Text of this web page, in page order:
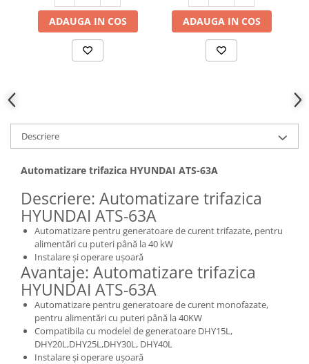
Hote bucatarie
Consumabile
Hote incorporabile
Hote insula
Hote telescopice
Masini de Spalat Rufe & Uscatoare
Accesorii masini de spalat &
uscatoare
Masini automate de spalat rufe
Masini de spalat rufe cu uscator
Masini de spalat rufe verticale
Uscatoare de rufe
Masini de spalat vase
Masini de spalat vase incorporabile
Masini de spalat vase
independente
ADAUGA IN COS ADAUGA IN COS
Descriere
Automatizare trifazica HYUNDAI ATS-63A
Descriere: Automatizare trifazica
HYUNDAI ATS-63A
Automatizare pentru generatoare de curent trifazate, pentru
alimentări cu puteri până la 40 kW
Instalare și operare ușoară
Avantaje: Automatizare trifazica
HYUNDAI ATS-63A
Automatizare pentru generatoare de curent monofazate,
pentru alimentări cu puteri până la 40KW
Compatibila cu modelel de generatoare DHY15L,
DHY20L,DHY25L,DHY30L, DHY40L
Instalare și operare ușoară